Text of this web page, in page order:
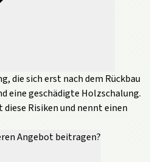
die sich erst nach dem Rückbau
eine geschädigte Holzschalung.
Risiken und nennt einen
Angebot beitragen?